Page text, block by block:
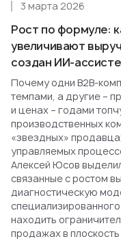
Рост по формуле:
увеличивают
создан ИИ-
3 марта 2026
Почему одни B2B-
темпами, а другие –
и ценах – годами
производственных
«звездных»
управляемых
Алексей Юсов
связанные с ростом
диагностическую
находить
продажах в